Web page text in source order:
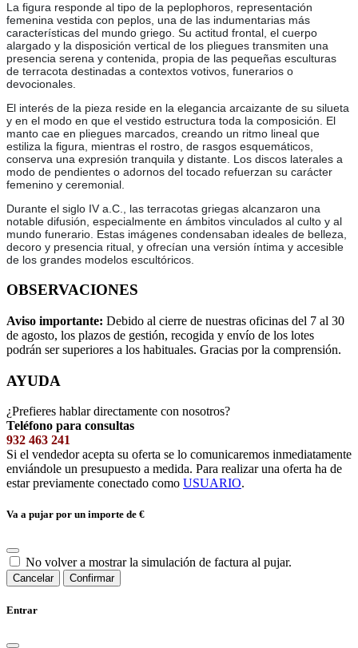
La figura responde al tipo de la peplophoros, representación
femenina vestida con peplos, una de las indumentarias más
características del mundo griego. Su actitud frontal, el cuerpo
alargado y la disposición vertical de los pliegues transmiten una
presencia serena y contenida, propia de las pequeñas esculturas
de terracota destinadas a contextos votivos, funerarios o
devocionales.
El interés de la pieza reside en la elegancia arcaizante de su silueta
y en el modo en que el vestido estructura toda la composición. El
manto cae en pliegues marcados, creando un ritmo lineal que
estiliza la figura, mientras el rostro, de rasgos esquemáticos,
conserva una expresión tranquila y distante. Los discos laterales a
modo de pendientes o adornos del tocado refuerzan su carácter
femenino y ceremonial.
Durante el siglo IV a.C., las terracotas griegas alcanzaron una
notable difusión, especialmente en ámbitos vinculados al culto y al
mundo funerario. Estas imágenes condensaban ideales de belleza,
decoro y presencia ritual, y ofrecían una versión íntima y accesible
de los grandes modelos escultóricos.
OBSERVACIONES
Aviso importante: Debido al cierre de nuestras oficinas del 7 al 30
de agosto, los plazos de gestión, recogida y envío de los lotes
podrán ser superiores a los habituales. Gracias por la comprensión.
AYUDA
¿Prefieres hablar directamente con nosotros?
Teléfono para consultas
932 463 241
Si el vendedor acepta su oferta se lo comunicaremos inmediatamente
enviándole un presupuesto a medida. Para realizar una oferta ha de
estar previamente conectado como USUARIO.
Va a pujar por un importe de €
No volver a mostrar la simulación de factura al pujar.
Cancelar Confirmar
Entrar